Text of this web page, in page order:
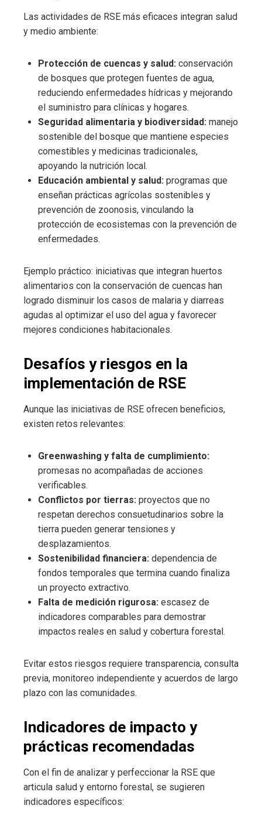
Las actividades de RSE más eficaces integran salud
y medio ambiente:
Protección de cuencas y salud: conservación
de bosques que protegen fuentes de agua,
reduciendo enfermedades hídricas y mejorando
el suministro para clínicas y hogares.
Seguridad alimentaria y biodiversidad: manejo
sostenible del bosque que mantiene especies
comestibles y medicinas tradicionales,
apoyando la nutrición local.
Educación ambiental y salud: programas que
enseñan prácticas agrícolas sostenibles y
prevención de zoonosis, vinculando la
protección de ecosistemas con la prevención de
enfermedades.
Ejemplo práctico: iniciativas que integran huertos
alimentarios con la conservación de cuencas han
logrado disminuir los casos de malaria y diarreas
agudas al optimizar el uso del agua y favorecer
mejores condiciones habitacionales.
Desafíos y riesgos en la
implementación de RSE
Aunque las iniciativas de RSE ofrecen beneficios,
existen retos relevantes:
Greenwashing y falta de cumplimiento:
promesas no acompañadas de acciones
verificables.
Conflictos por tierras: proyectos que no
respetan derechos consuetudinarios sobre la
tierra pueden generar tensiones y
desplazamientos.
Sostenibilidad financiera: dependencia de
fondos temporales que termina cuando finaliza
un proyecto extractivo.
Falta de medición rigurosa: escasez de
indicadores comparables para demostrar
impactos reales en salud y cobertura forestal.
Evitar estos riesgos requiere transparencia, consulta
previa, monitoreo independiente y acuerdos de largo
plazo con las comunidades.
Indicadores de impacto y
prácticas recomendadas
Con el fin de analizar y perfeccionar la RSE que
articula salud y entorno forestal, se sugieren
indicadores específicos: